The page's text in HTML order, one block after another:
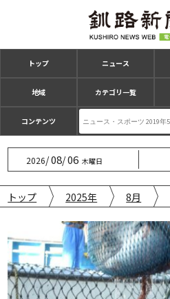
トップ ニュース
地域 カテゴリ一覧
コンテンツ
2026/08/06 木曜日
トップ 2025年 8月